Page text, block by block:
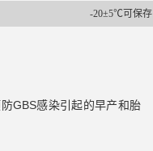
-20±5℃可保存
GBS感染引起的早产和胎